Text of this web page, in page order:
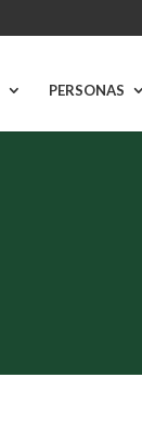
PERSONAS